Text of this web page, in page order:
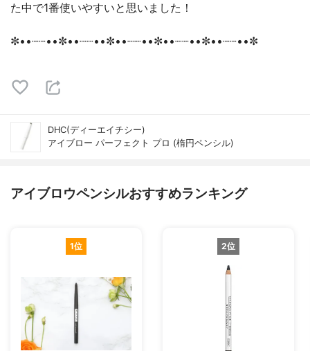
た中で1番使いやすいと思いました！
✼••┈┈••✼••┈┈••✼••┈┈••✼••┈┈••✼••┈┈••✼
DHC(ディーエイチシー)
アイブロー パーフェクト プロ (楕円ペンシル)
アイブロウペンシルおすすめランキング
1位 2位